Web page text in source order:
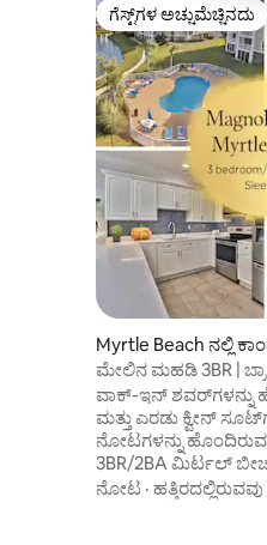
ಗೆಸ್ಟ್‌ಗಳ ಅಚ್ಚುಮೆಚ್ಚಿನದು
ಗೆಸ್ಟ್‌ಗಳ ಅಚ್ಚುಮೆಚ್ಚಿನದು
Myrtle Beach ನಲ್ಲಿ
ಮೇಲಿನ ಮಹಡಿ 3BR |
ಬೀಚ್ ಮತ್ತು ಗಾಲ್ಫ್
ವಾಕ್-ಇನ್ ಶವರ್‌ಗಳನ್ನು
ಮತ್ತು ಎರಡು ಕ್ವೀನ್
ನೋಟಗಳನ್ನು
3BR/2BA ಮಿರ್ಟಲ್ ಬೀಚ್
ಹೂಡಿ. ಸಂಪೂರ್ಣ
ಟಿವಿಗಳು, ಉಚಿತ ವೈ-ಫೈ,
ಪೀಠೋಪಕರಣಗಳನ್ನು
ನೋಟ · ಹತ್ತಿರದಲ್ಲಿರುವವು